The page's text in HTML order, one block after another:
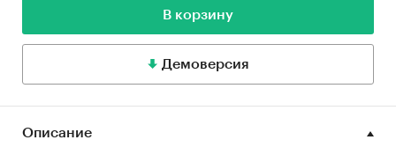
В корзину
Демоверсия
Описание